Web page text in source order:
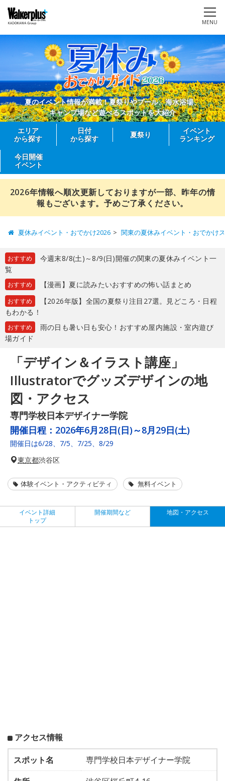
MENU
夏のイベント情報が満載！夏祭りやプール、海水浴場、
キャンプ場など遊べるスポットを大紹介
エリア
から探す
日付
から探す
夏祭り
イベント
ランキング
今日開催
イベント
2026年情報へ順次更新しておりますが一部、昨年の情
報もございます。予めご了承ください。
夏休みイベント・おでかけ2026 関東の夏休みイベント・おでかけ
おすすめ
今週末8/8(土)～8/9(日)開催の関東の夏休みイベント一
覧
おすすめ 【漫画】夏に読みたいおすすめの怖い話まとめ
おすすめ
【2026年版】全国の夏祭り注目27選。見どころ・日程
もわかる！
おすすめ
雨の日も暑い日も安心！おすすめ屋内施設・室内遊び
場ガイド
「デザイン＆イラスト講座」
Illustratorでグッズデザインの地
図・アクセス
専門学校日本デザイナー学院
開催日程： 2026年6月28日(日)～8月29日(土)
開催日は6/28、7/5、7/25、8/29
東京都渋谷区
体験イベント・アクティビティ 無料イベント
イベント詳細
トップ
開催期間など 地図・アクセス
アクセス情報
スポット名
専門学校日本デザイナー学院